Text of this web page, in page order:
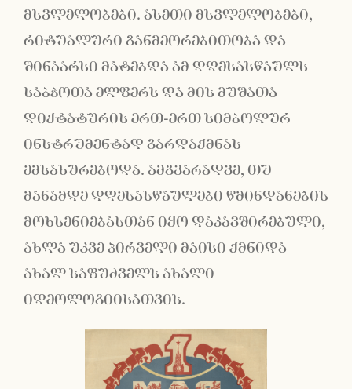
მსვლელობები. ასეთი მსვლელობები,
რიტუალური განმეორებითობა და
შინაარსი მატებდა ამ დღესასწაულს
საბჭოთა ელფერს და მის მუშათა
დიქტატურის ერთ-ერთ სიმბოლურ
ინსტრუმენტად გარდაქმნას
ემსახურებოდა. ამგვარადვე, თუ
მანამდე დღესასწაულები წმინდანების
მოხსენიებასთან იყო დაკავშირებული,
ახლა უკვე პირველი მაისი ქმნიდა
ახალ საფუძველს ახალი
იდეოლოგიისათვის.